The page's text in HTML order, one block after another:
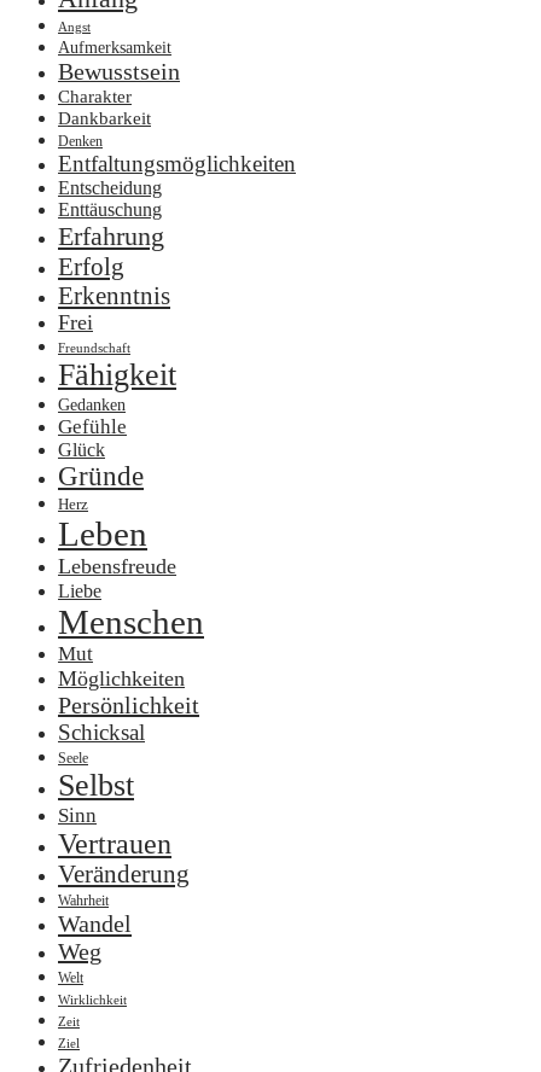
Angst
Aufmerksamkeit
Bewusstsein
Charakter
Dankbarkeit
Denken
Entfaltungsmöglichkeiten
Entscheidung
Enttäuschung
Erfahrung
Erfolg
Erkenntnis
Frei
Freundschaft
Fähigkeit
Gedanken
Gefühle
Glück
Gründe
Herz
Leben
Lebensfreude
Liebe
Menschen
Mut
Möglichkeiten
Persönlichkeit
Schicksal
Seele
Selbst
Sinn
Vertrauen
Veränderung
Wahrheit
Wandel
Weg
Welt
Wirklichkeit
Zeit
Ziel
Zufriedenheit